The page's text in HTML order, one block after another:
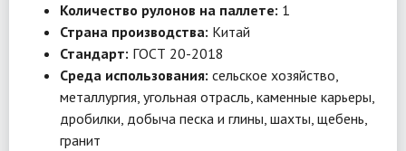
Количество рулонов на паллете: 1
Страна производства: Китай
Стандарт: ГОСТ 20-2018
Среда использования: сельское хозяйство,
металлургия, угольная отрасль, каменные карьеры,
дробилки, добыча песка и глины, шахты, щебень,
гранит